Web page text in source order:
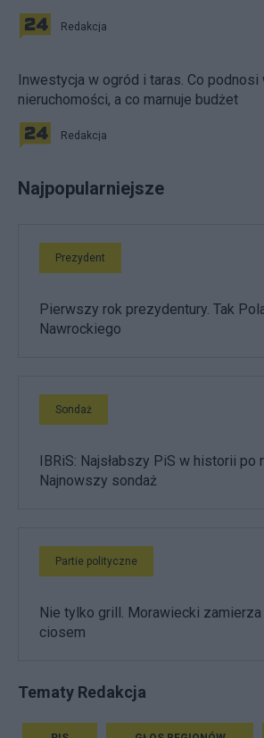
Redakcja
Inwestycja w ogród i taras. Co podnosi
nieruchomości, a co marnuje budżet
Redakcja
Najpopularniejsze
Prezydent
Pierwszy rok prezydentury. Tak
Nawrockiego
Sondaż
IBRiS: Najsłabszy PiS w historii po
Najnowszy sondaż
Partie polityczne
Nie tylko grill. Morawiecki
ciosem
Tematy Redakcja